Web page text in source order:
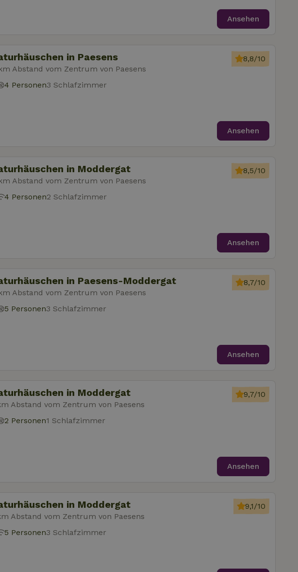
Ansehen
in Paesens
Abstand vom Zentrum von Paesens
8,8/10
4 Personen3 Schlafzimmer
Ansehen
in Moddergat
Abstand vom Zentrum von Paesens
8,5/10
4 Personen2 Schlafzimmer
Ansehen
in Paesens-Moddergat
Abstand vom Zentrum von Paesens
8,7/10
5 Personen3 Schlafzimmer
Ansehen
in Moddergat
Abstand vom Zentrum von Paesens
9,7/10
2 Personen1 Schlafzimmer
Ansehen
in Moddergat
Abstand vom Zentrum von Paesens
9,1/10
5 Personen3 Schlafzimmer